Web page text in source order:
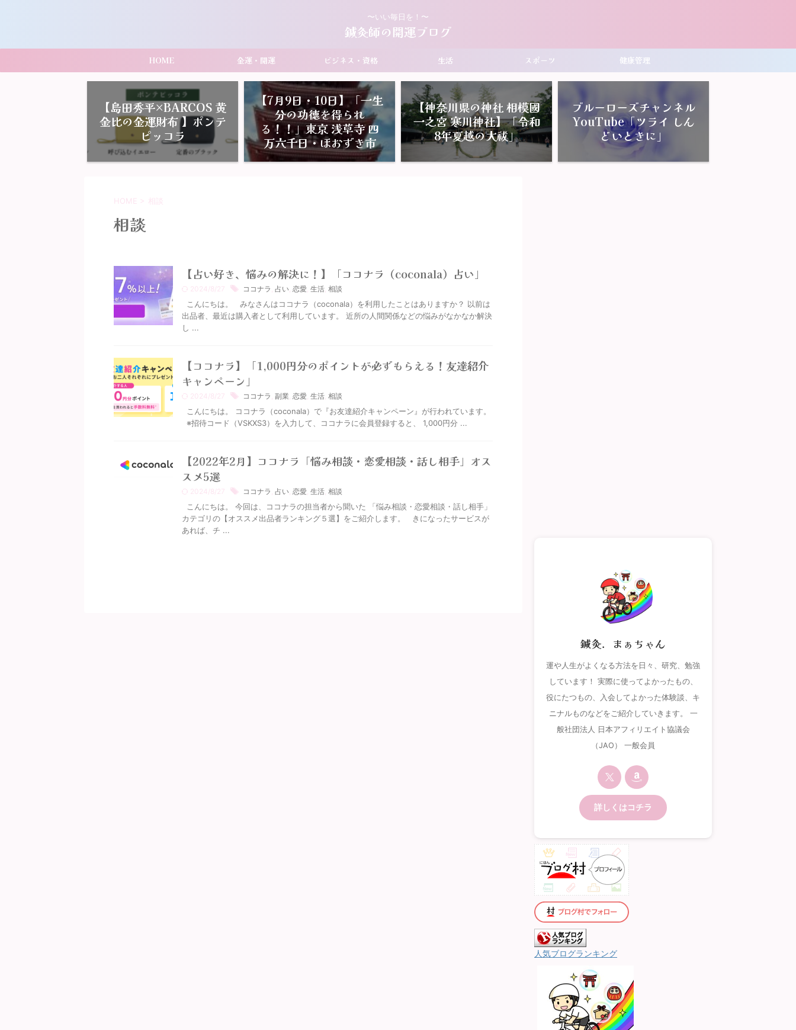
〜いい毎日を！〜
鍼灸師の開運ブログ
HOME 金運・開運 ビジネス・資格 生活 スポーツ 健康管理
【島田秀平×BARCOS 黄
金比の金運財布 】ポンテ
ピッコラ
【7月9日・10日】「一生
分の功徳を得られ
る！！」東京 浅草寺 四
万六千日・ほおずき市
【神奈川県の神社 相模國
一之宮 寒川神社】「令和
8年夏越の大祓」
ブルーローズチャンネル
YouTube「ツライ しん
どいときに」
HOME > 相談
相談
【占い好き、悩みの解決に！】「ココナラ（coconala）占い」
2024/8/27 ココナラ 占い 恋愛 生活 相談
こんにちは。 みなさんはココナラ（coconala）を利用したことはありますか？ 以前は
出品者、最近は購入者として利用しています。 近所の人間関係などの悩みがなかなか解決
し ...
【ココナラ】「1,000円分のポイントが必ずもらえる！友達紹介
キャンペーン」
2024/8/27 ココナラ 副業 恋愛 生活 相談
こんにちは。 ココナラ（coconala）で『お友達紹介キャンペーン』が行われています。
※招待コード（VSKXS3）を入力して、ココナラに会員登録すると、 1,000円分 ...
【2022年2月】ココナラ「悩み相談・恋愛相談・話し相手」オス
スメ5選
2024/8/27 ココナラ 占い 恋愛 生活 相談
こんにちは。 今回は、ココナラの担当者から聞いた 「悩み相談・恋愛相談・話し相手」
カテゴリの【オススメ出品者ランキング５選】をご紹介します。 きになったサービスが
あれば、チ ...
鍼灸．まぁちゃん
運や人生がよくなる方法を日々、研究、勉強
しています！ 実際に使ってよかったもの、
役にたつもの、入会してよかった体験談、キ
ニナルものなどをご紹介していきます。 一
般社団法人 日本アフィリエイト協議会
（JAO） 一般会員
詳しくはコチラ
人気ブログランキング